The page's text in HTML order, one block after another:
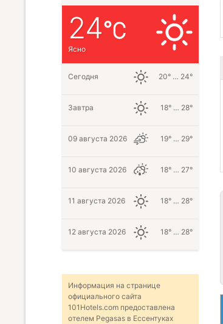
24
Ясно
Сегодня 20° … 24°
Завтра 18° … 28°
09 августа 2026 19° … 29°
10 августа 2026 18° … 27°
11 августа 2026 18° … 28°
12 августа 2026 18° … 28°
Информация на странице
официального сайта
101Hotels.com предоставлена
отелем Pegasas в Ессентуках